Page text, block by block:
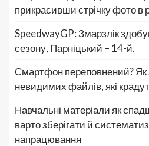
прикрасивши стрічку фото в
SpeedwayGP: Змарзлік
сезону, Парніцький – 14-й.
Смартфон переповнений? Як
невидимих файлів, які
Навчальні матеріали як
варто зберігати й
напрацювання